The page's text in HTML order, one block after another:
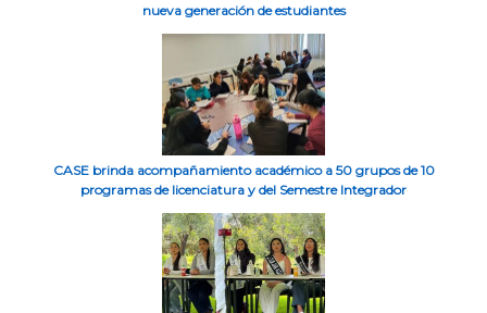
nueva generación de estudiantes
CASE brinda acompañamiento académico a 50 grupos de 10
programas de licenciatura y del Semestre Integrador